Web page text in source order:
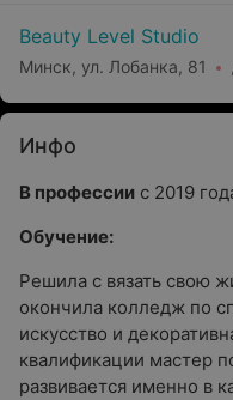
Beauty Level Studio
Минск, ул. Лобанка, 81
Инфо
В профессии с 2019
Обучение:
Решила с вязать свою
окончила колледж по
искусство и
квалификации мастер
развивается именно в